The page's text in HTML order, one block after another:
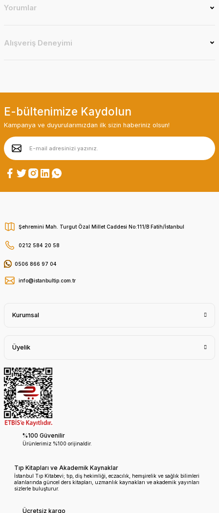
Yorumlar
Alışveriş Deneyimi
E-bültenimize Kaydolun
Kampanya ve duyurularımızdan ilk sizin haberiniz olsun!
Şehremini Mah. Turgut Özal Millet Caddesi No:111/B Fatih/İstanbul
0212 584 20 58
0506 866 97 04
info@istanbultip.com.tr
Kurumsal
Üyelik
%100 Güvenilir
Ürünlerimiz %100 orijinaldir.
Tıp Kitapları ve Akademik Kaynaklar
İstanbul Tıp Kitabevi; tıp, diş hekimliği, eczacılık, hemşirelik ve sağlık bilimleri
alanlarında güncel ders kitapları, uzmanlık kaynakları ve akademik yayınları
sizlerle buluşturur.
Ücretsiz kargo